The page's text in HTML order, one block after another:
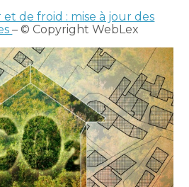
de froid : mise à jour des
– © Copyright WebLex